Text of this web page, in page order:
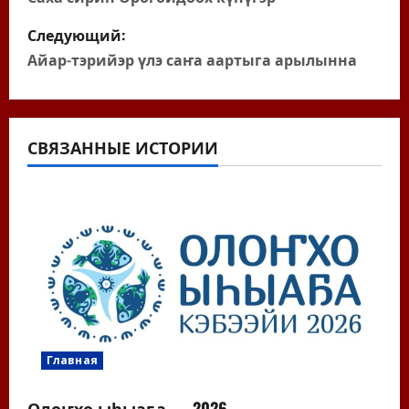
в
и
г
а
о
Следующий:
Айар-тэрийэр үлэ саҥа аартыга арылынна
СВЯЗАННЫЕ ИСТОРИИ
Главная